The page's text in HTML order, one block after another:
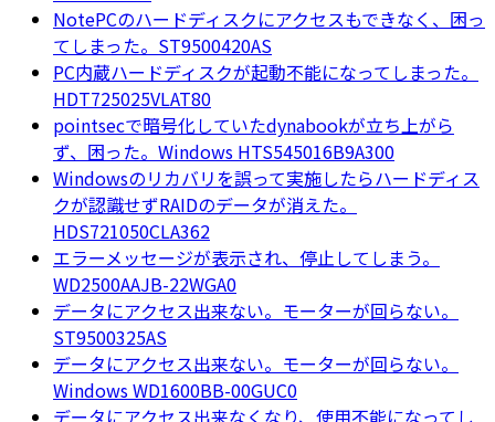
NotePCのハードディスクにアクセスもできなく、困っ
てしまった。ST9500420AS
PC内蔵ハードディスクが起動不能になってしまった。
HDT725025VLAT80
pointsecで暗号化していたdynabookが立ち上がら
ず、困った。Windows HTS545016B9A300
Windowsのリカバリを誤って実施したらハードディス
クが認識せずRAIDのデータが消えた。
HDS721050CLA362
エラーメッセージが表示され、停止してしまう。
WD2500AAJB-22WGA0
データにアクセス出来ない。モーターが回らない。
ST9500325AS
データにアクセス出来ない。モーターが回らない。
Windows WD1600BB-00GUC0
データにアクセス出来なくなり、使用不能になってし